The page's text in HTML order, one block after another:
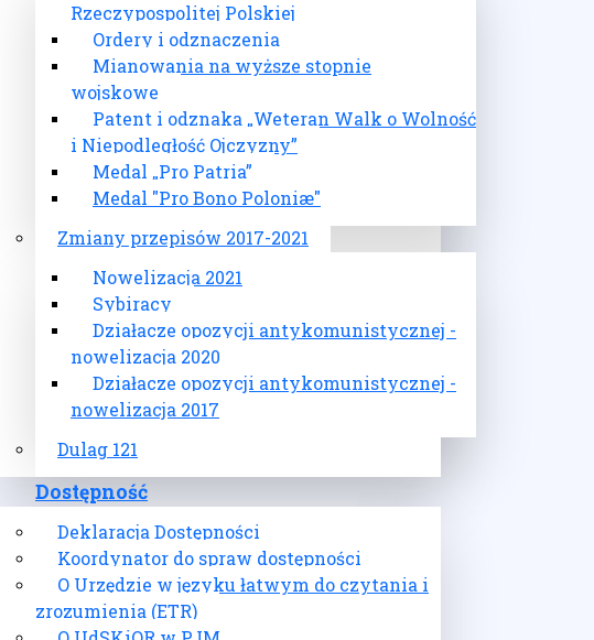
Rzeczypospolitej Polskiej
Ordery i odznaczenia
Mianowania na wyższe stopnie
wojskowe
Patent i odznaka „Weteran Walk o Wolność
i Niepodległość Ojczyzny”
Medal „Pro Patria”
Medal "Pro Bono Poloniæ"
Zmiany przepisów 2017-2021
Nowelizacja 2021
Sybiracy
Działacze opozycji antykomunistycznej -
nowelizacja 2020
Działacze opozycji antykomunistycznej -
nowelizacja 2017
Dulag 121
Dostępność
Deklaracja Dostępności
Koordynator do spraw dostępności
O Urzędzie w języku łatwym do czytania i
zrozumienia (ETR)